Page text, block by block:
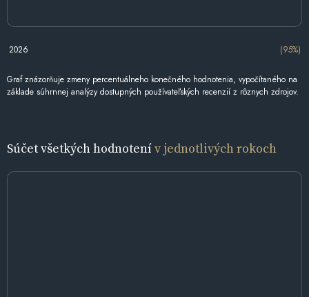
2026 (95%)
Graf znázorňuje zmeny percentuálneho konečného hodnotenia, vypočítaného na
základe súhrnnej analýzy dostupných používateľských recenzií z rôznych zdrojov.
Súčet všetkých hodnotenív jednotlivých rokoch